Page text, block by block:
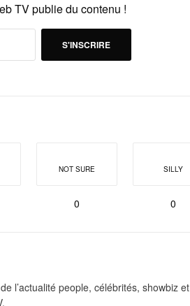
TV publie du contenu !
S'INSCRIRE
NOT SURE
0
SILLY
0
l’actualité people, célébrités, showbiz et